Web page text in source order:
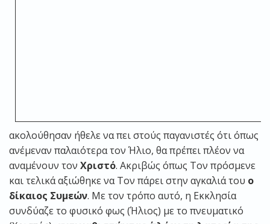
ακολούθησαν ήθελε να πει στούς παγανιστές ότι όπως
ανέμεναν παλαιότερα τον Ήλιο, θα πρέπει πλέον να
αναμένουν τον Χριστό. Ακριβώς όπως Τον πρόσμενε
και τελικά αξιώθηκε να Τον πάρει στην αγκαλιά του ο
δίκαιος Συμεών. Με τον τρόπο αυτό, η Εκκλησία
συνδύαζε το φυσικό φως (Ήλιος) με το πνευματικό